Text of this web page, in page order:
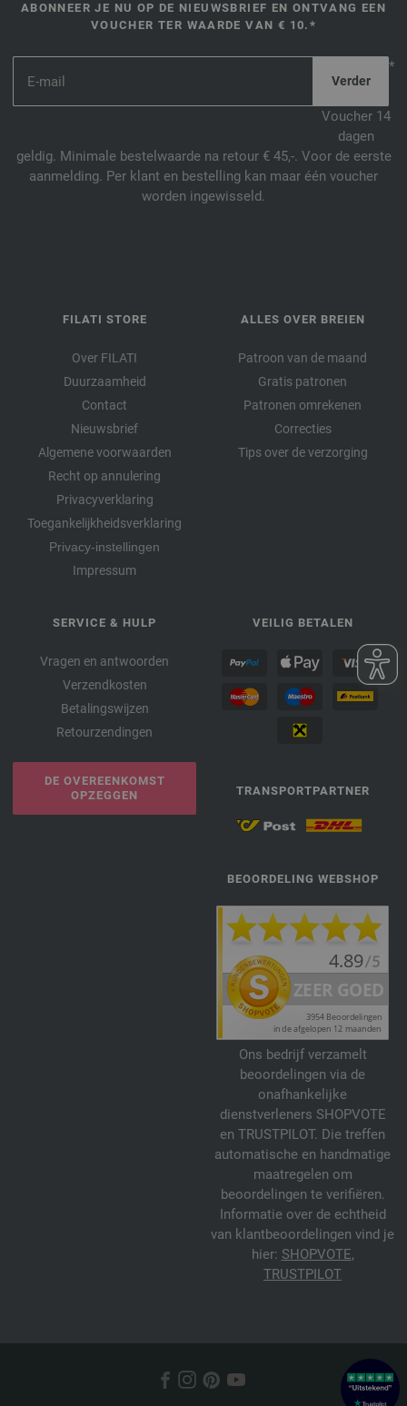
44-dooier geel | EAN: 4033493363297
ABONNEER JE NU OP DE NIEUWSBRIEF EN ONTVANG EEN
VOUCHER TER WAARDE VAN € 10.*
*
Voucher 14
dagen
geldig. Minimale bestelwaarde na retour € 45,-. Voor de eerste
aanmelding. Per klant en bestelling kan maar één voucher
worden ingewisseld.
FILATI STORE
Over FILATI
Duurzaamheid
Contact
Nieuwsbrief
Algemene voorwaarden
Recht op annulering
Privacyverklaring
Toegankelijkheidsverklaring
Privacy-instellingen
Impressum
ALLES OVER BREIEN
Patroon van de maand
Gratis patronen
Patronen omrekenen
Correcties
Tips over de verzorging
SERVICE & HULP
Vragen en antwoorden
Verzendkosten
Betalingswijzen
Retourzendingen
DE OVEREENKOMST
OPZEGGEN
VEILIG BETALEN
TRANSPORTPARTNER
BEOORDELING WEBSHOP
Ons bedrijf verzamelt
beoordelingen via de
onafhankelijke
dienstverleners SHOPVOTE
en TRUSTPILOT. Die treffen
automatische en handmatige
maatregelen om
beoordelingen te verifiëren.
Informatie over de echtheid
van klantbeoordelingen vind je
hier: SHOPVOTE,
TRUSTPILOT